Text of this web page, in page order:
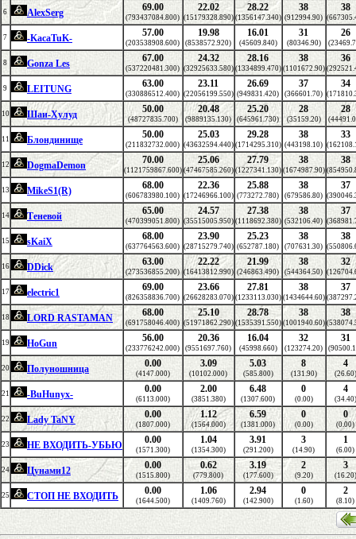
6 AlexSerg 69.00
(793437084.800)
22.02
(15179328.890)
28.22
(1356147.340)
38
(912994.90)
38
7 -KacaTuK- 57.00
(203538908.600)
19.98
(8538572.920)
16.01
(45609.840)
31
(80346.90)
26
8 Gonza Les 67.00
(537220481.300)
24.32
(32925633.580)
28.16
(1334899.470)
38
(1101672.90)
36
9 LEITUNG 63.00
(330886512.400)
23.11
(22056199.550)
26.69
(949831.420)
37
(366601.70)
34
10 Шаи-Хулуд 50.00
(48727835.700)
20.48
(9889135.130)
25.20
(645961.730)
28
(35159.20)
28
11 Блондинище 50.00
(211832732.000)
25.03
(43632594.440)
29.28
(1714295.310)
38
(443198.10)
33
12 DogmaDemon 70.00
(1121759867.600)
25.06
(47467585.260)
27.79
(1227341.130)
38
(1674987.90)
38
13 MikeS1(R) 68.00
(606783980.100)
22.36
(17246966.100)
25.88
(773272.780)
38
(679586.80)
37
14 Теневой 65.00
(470399051.800)
24.57
(35515005.950)
27.38
(1118692.380)
38
(532106.40)
37
15 sKaiX 68.00
(637764563.600)
23.90
(28715279.740)
25.23
(652787.180)
38
(707631.30)
38
16 DDick 63.00
(273536855.200)
22.22
(16413812.990)
21.99
(246863.490)
38
(544364.50)
32
17 electric1 69.00
(826358836.700)
23.66
(26628283.070)
27.81
(1233113.030)
38
(1434644.60)
37
18 LORD RASTAMAN 68.00
(691758046.400)
25.10
(51971862.290)
28.78
(1535391.550)
38
(1001940.60)
38
19 HoGun 56.00
(233776242.000)
20.36
(9551697.760)
16.04
(45998.660)
32
(123274.20)
31
20 Полуношница 0.00
(4147.000)
3.09
(10102.000)
5.03
(585.800)
8
(131.90)
4
(26.60)
21 -BuHunyx- 0.00
(6113.000)
2.00
(3851.380)
6.48
(1307.600)
0
(0.00)
4
(34.40)
22 Lady TaNY 0.00
(1807.000)
1.12
(1564.000)
6.59
(1381.000)
0
(0.00)
0
(0.00)
23 НЕ ВХОДИТЬ-УБЬЮ 0.00
(1571.300)
1.04
(1354.300)
3.91
(291.200)
3
(14.90)
1
(6.00)
24 Цунами12 0.00
(1515.800)
0.62
(779.800)
3.19
(177.600)
2
(9.20)
3
(16.20)
25 СТОП НЕ ВХОДИТЬ 0.00
(1644.500)
1.06
(1409.760)
2.94
(142.900)
0
(1.60)
2
(8.10)